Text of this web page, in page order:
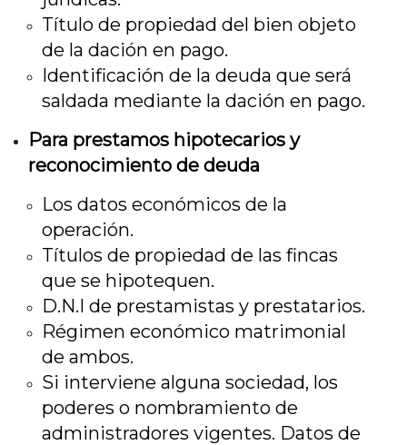
Título de propiedad del bien objeto
de la dación en pago.
Identificación de la deuda que será
saldada mediante la dación en pago.
Para prestamos hipotecarios y
reconocimiento de deuda
Los datos económicos de la
operación.
Títulos de propiedad de las fincas
que se hipotequen.
D.N.I de prestamistas y prestatarios.
Régimen económico matrimonial
de ambos.
Si interviene alguna sociedad, los
poderes o nombramiento de
administradores vigentes. Datos de